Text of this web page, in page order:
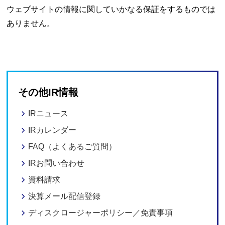
ウェブサイトの情報に関していかなる保証をするものでは
ありません。
その他IR情報
IRニュース
IRカレンダー
FAQ（よくあるご質問）
IRお問い合わせ
資料請求
決算メール配信登録
ディスクロージャーポリシー／免責事項